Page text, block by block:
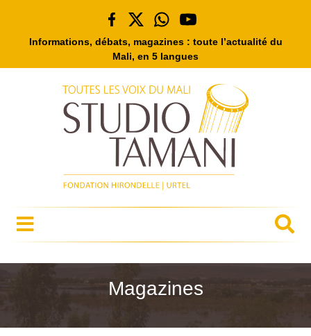
Informations, débats, magazines : toute l’actualité du
Mali, en 5 langues
Magazines